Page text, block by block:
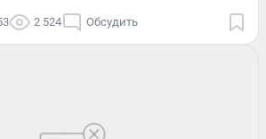
2 524 Обсудить